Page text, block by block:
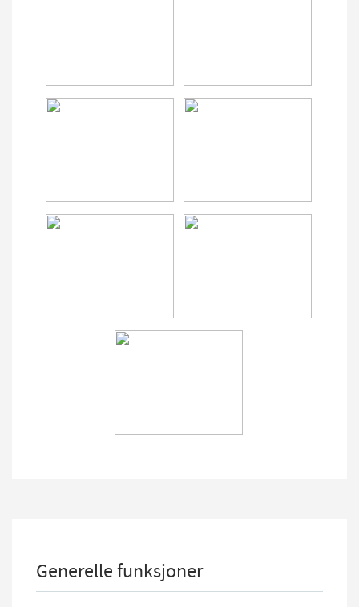
Generelle funksjoner